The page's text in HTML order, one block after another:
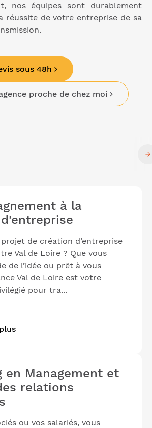
nos équipes sont durablement
réussite de votre entreprise de sa
sous 48h
proche de chez moi
à la
de création d’entreprise
Val de Loire ? Que vous
de l’idée ou prêt à vous
Val de Loire est votre
pour tra...
en Management et
relations
ou vos salariés, vous